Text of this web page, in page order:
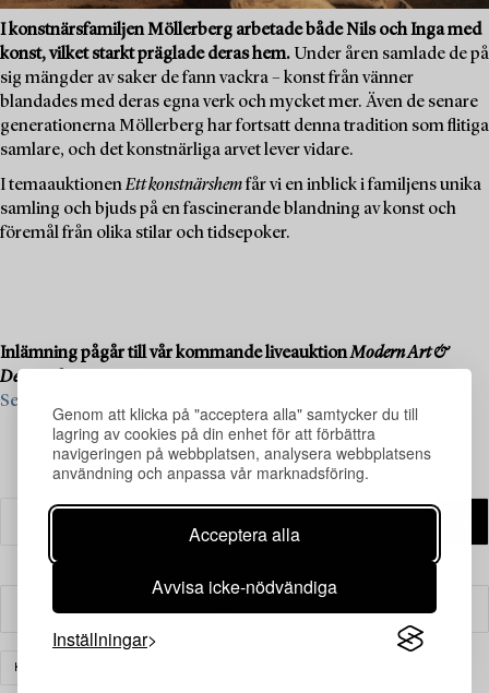
Genom att klicka på "acceptera alla" samtycker du till
lagring av cookies på din enhet för att förbättra
navigeringen på webbplatsen, analysera webbplatsens
användning och anpassa vår marknadsföring.
Acceptera alla
Avvisa icke-nödvändiga
Inställningar
I konstnärsfamiljen Möllerberg arbetade både Nils och Inga med
konst, vilket starkt präglade deras hem. Under åren samlade de på
sig mängder av saker de fann vackra – konst från vänner
blandades med deras egna verk och mycket mer. Även de senare
generationerna Möllerberg har fortsatt denna tradition som flitiga
samlare, och det konstnärliga arvet lever vidare.
I temaauktionenEtt konstnärshemfår vi en inblick i familjens unika
samling och bjuds på en fascinerande blandning av konst och
föremål från olika stilar och tidsepoker.
Inlämning pågår till vår kommande liveauktionModern Art &
Design
Se vad vi söker och kontakta oss för värdering ›
KERAMIK & PORSLIN